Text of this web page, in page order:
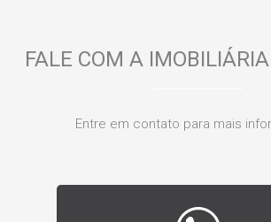
FALE COM A
Entre em contato para mais